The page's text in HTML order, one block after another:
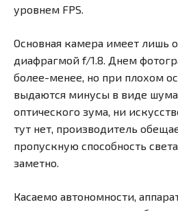
уровнем FPS.
Основная камера имеет лишь
диафрагмой f/1.8. Днем
более-менее, но при плохом
выдаются минусы в виде
оптического зума, ни
тут нет, производитель
пропускную способность
заметно.
Касаемо автономности,